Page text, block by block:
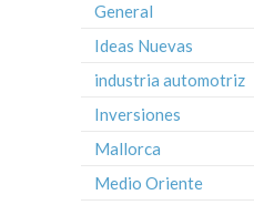
General
Ideas Nuevas
industria automotriz
Inversiones
Mallorca
Medio Oriente